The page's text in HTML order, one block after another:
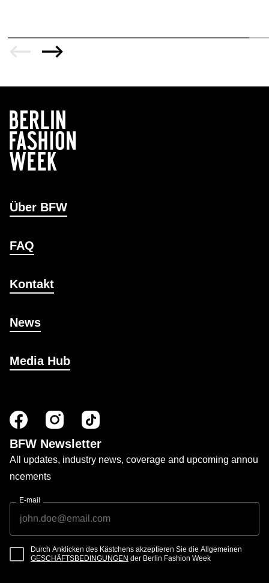
Über BFW
FAQ
Kontakt
News
Media Hub
BFW Newsletter
All updates, industry news, coverage and upcoming annou
ncements
E-mail
Durch Anklicken des Kästchens akzeptieren Sie die Allgemeinen
GESCHÄFTSBEDINGUNGEN der Berlin Fashion Week